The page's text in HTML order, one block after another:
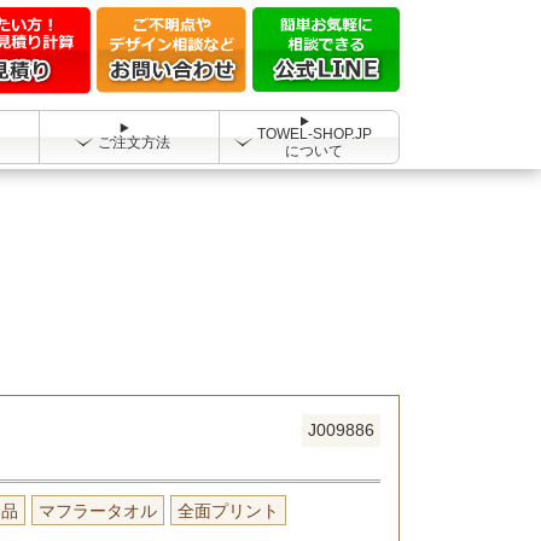
ご注文方法
TOWEL-SHOP.JP
について
J009886
マフラータオル 全面プリント